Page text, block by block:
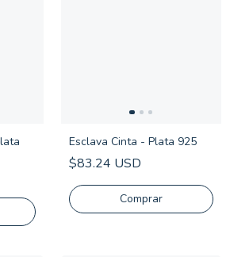
Esclava Cinta - Plata 925
$83.24 USD
Comprar